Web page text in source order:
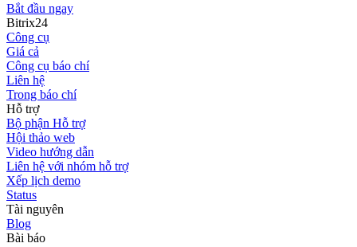
Bắt đầu ngay
Bitrix24
Công cụ
Giá cả
Công cụ báo chí
Liên hệ
Trong báo chí
Hỗ trợ
Bộ phận Hỗ trợ
Hội thảo web
Video hướng dẫn
Liên hệ với nhóm hỗ trợ
Xếp lịch demo
Status
Tài nguyên
Blog
Bài báo